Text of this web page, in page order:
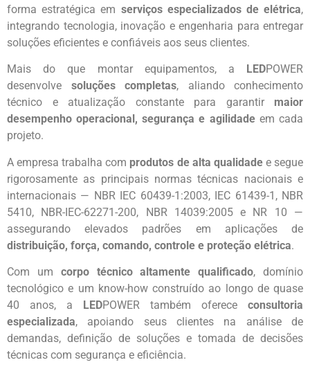
forma estratégica em serviços especializados de elétrica,
integrando tecnologia, inovação e engenharia para entregar
soluções eficientes e confiáveis aos seus clientes.
Mais do que montar equipamentos, a LEDPOWER
desenvolve soluções completas, aliando conhecimento
técnico e atualização constante para garantir maior
desempenho operacional, segurança e agilidadeem cada
projeto.
A empresa trabalha com produtos de alta qualidadee segue
rigorosamente as principais normas técnicas nacionais e
internacionais — NBR IEC 60439-1:2003, IEC 61439-1, NBR
5410, NBR-IEC-62271-200, NBR 14039:2005 e NR 10 —
assegurando elevados padrões em aplicações de
distribuição, força, comando, controle e proteção elétrica.
Com um corpo técnico altamente qualificado, domínio
tecnológico e um know-how construído ao longo de quase
40 anos, a LEDPOWER também oferece consultoria
especializada, apoiando seus clientes na análise de
demandas, definição de soluções e tomada de decisões
técnicas com segurança e eficiência.